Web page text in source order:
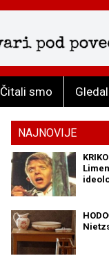
Čitali smo
NAJNOVIJE